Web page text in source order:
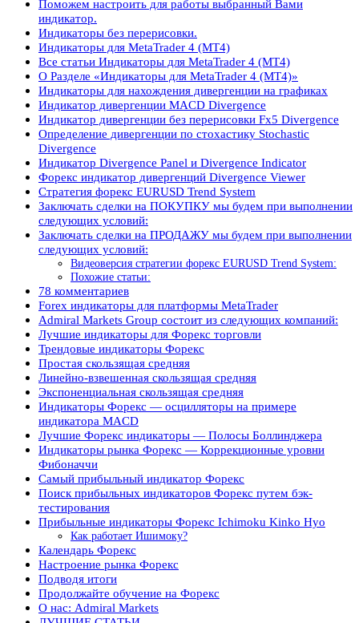
Поможем настроить для работы выбранный Вами
индикатор.
Индикаторы без перерисовки.
Индикаторы для MetaTrader 4 (MT4)
Все статьи Индикаторы для MetaTrader 4 (MT4)
О Разделе «Индикаторы для MetaTrader 4 (MT4)»
Индикаторы для нахождения дивергенции на графиках
Индикатор дивергенции MACD Divergence
Индикатор дивергенции без перерисовки Fx5 Divergence
Определение дивергенции по стохастику Stochastic
Divergence
Индикатор Divergence Panel и Divergence Indicator
Форекс индикатор дивергенций Divergence Viewer
Стратегия форекс EURUSD Trend System
Заключать сделки на ПОКУПКУ мы будем при выполнении
следующих условий:
Заключать сделки на ПРОДАЖУ мы будем при выполнении
следующих условий:
Видеоверсия стратегии форекс EURUSD Trend System:
Похожие статьи:
78 комментариев
Forex индикаторы для платформы MetaTrader
Admiral Markets Group состоит из следующих компаний:
Лучшие индикаторы для Форекс торговли
Трендовые индикаторы Форекс
Простая скользящая средняя
Линейно-взвешенная скользящая средняя
Экспоненциальная скользящая средняя
Индикаторы Форекс — осцилляторы на примере
индикатора MACD
Лучшие Форекс индикаторы — Полосы Боллинджера
Индикаторы рынка Форекс — Коррекционные уровни
Фибоначчи
Самый прибыльный индикатор Форекс
Поиск прибыльных индикаторов Форекс путем бэк-
тестирования
Прибыльные индикаторы Форекс Ichimoku Kinko Hyo
Как работает Ишимоку?
Календарь Форекс
Настроение рынка Форекс
Подводя итоги
Продолжайте обучение на Форекс
О нас: Admiral Markets